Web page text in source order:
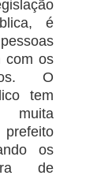
é
com os
O
tem
prefeito
os
de